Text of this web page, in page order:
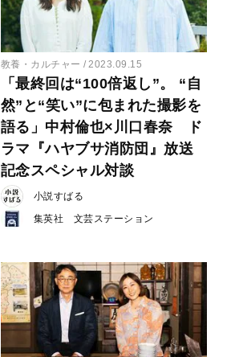
教養・カルチャー 2023.09.15
「最終回は“100倍返し”。 “自
然”と“笑い”に包まれた撮影を
語る」中村倫也×川口春奈 ド
ラマ『ハヤブサ消防団』放送
記念スペシャル対談
小説すばる
集英社 文芸ステーション